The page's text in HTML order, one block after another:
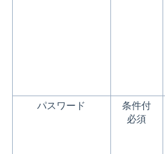
パスワード
条件付
必須